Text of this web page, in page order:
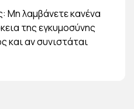
Μη λαμβάνετε κανένα
της εγκυμοσύνης
και αν συνιστάται